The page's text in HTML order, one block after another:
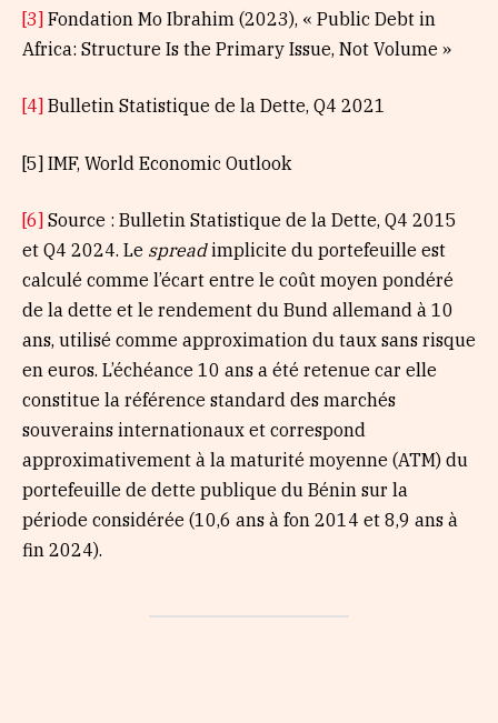
[3] Fondation Mo Ibrahim (2023), « Public Debt in
Africa: Structure Is the Primary Issue, Not Volume »
[4] Bulletin Statistique de la Dette, Q4 2021
[5] IMF, World Economic Outlook
[6] Source : Bulletin Statistique de la Dette, Q4 2015
et Q4 2024. Le spreadimplicite du portefeuille est
calculé comme l’écart entre le coût moyen pondéré
de la dette et le rendement du Bund allemand à 10
ans, utilisé comme approximation du taux sans risque
en euros. L’échéance 10 ans a été retenue car elle
constitue la référence standard des marchés
souverains internationaux et correspond
approximativement à la maturité moyenne (ATM) du
portefeuille de dette publique du Bénin sur la
période considérée (10,6 ans à fon 2014 et 8,9 ans à
fin 2024).